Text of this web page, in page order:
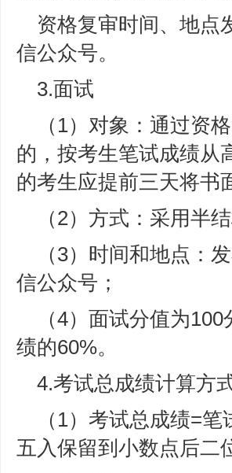
资格复审时间、地点
信公众号。
3.面试
（1）对象：通过资
的，按考生笔试成绩从
的考生应提前三天将书
（2）方式：采用半
（3）时间和地点：
信公众号；
（4）面试分值为
绩的60%。
4.考试总成绩计算方
（1）考试总成绩=
五入保留到小数点后二